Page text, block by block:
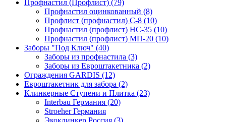
Профнастил (Профлист) (79)
Профнастил оцинкованный (8)
Профлист (профнастил) С-8 (10)
Профнастил (профлист) НС-35 (10)
Профнастил (профлист) МП-20 (10)
Заборы "Под Ключ" (40)
Заборы из профнастила (3)
Заборы из Евроштакетника (2)
Ограждения GARDIS (12)
Евроштакетник для забора (2)
Клинкерные Ступени и Плитка (23)
Interbau Германия (20)
Stroeher Германия